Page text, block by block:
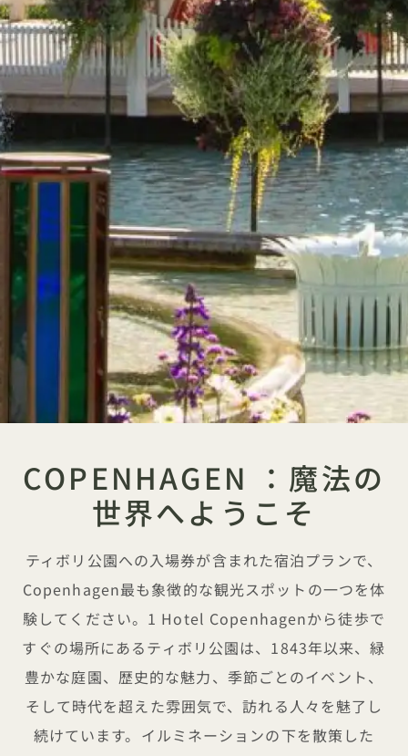
COPENHAGEN ：魔法の
世界へようこそ
ティボリ公園への入場券が含まれた宿泊プランで、
Copenhagen最も象徴的な観光スポットの一つを体
験してください。1 Hotel Copenhagenから徒歩で
すぐの場所にあるティボリ公園は、1843年以来、緑
豊かな庭園、歴史的な魅力、季節ごとのイベント、
そして時代を超えた雰囲気で、訪れる人々を魅了し
続けています。イルミネーションの下を散策した